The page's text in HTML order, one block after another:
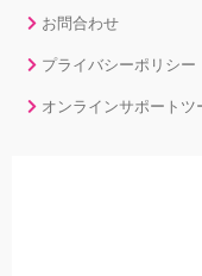
お問合わせ
プライバシーポリシー
オンラインサポート